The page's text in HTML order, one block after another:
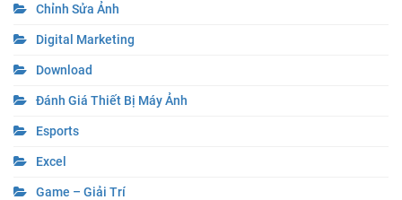
Chỉnh Sửa Ảnh
Digital Marketing
Download
Đánh Giá Thiết Bị Máy Ảnh
Esports
Excel
Game – Giải Trí